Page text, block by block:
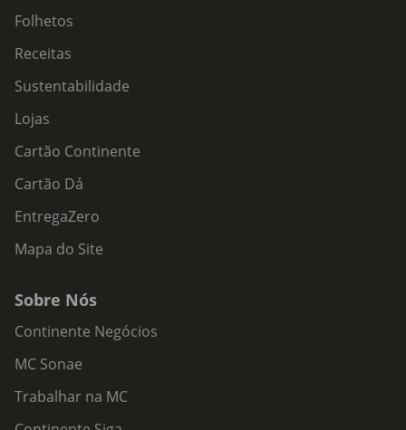
Folhetos
Receitas
Sustentabilidade
Lojas
Cartão Continente
Cartão Dá
EntregaZero
Mapa do Site
Sobre Nós
Continente Negócios
MC Sonae
Trabalhar na MC